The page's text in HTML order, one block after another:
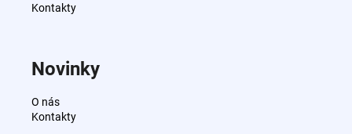
Kontakty
Novinky
O nás
Kontakty